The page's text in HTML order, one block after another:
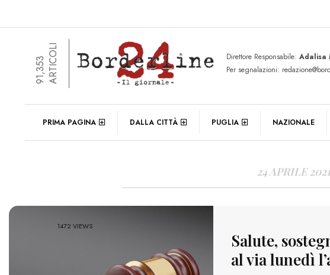
91,353ARTICOLI Direttore Responsabile: Adalisa
Per segnalazioni:
PRIMA PAGINA DALLA CITTÀ PUGLIA NAZIONALE
DAILY
24 APRILE 2021
1472 VIEWS
Salute,
al via lunedì